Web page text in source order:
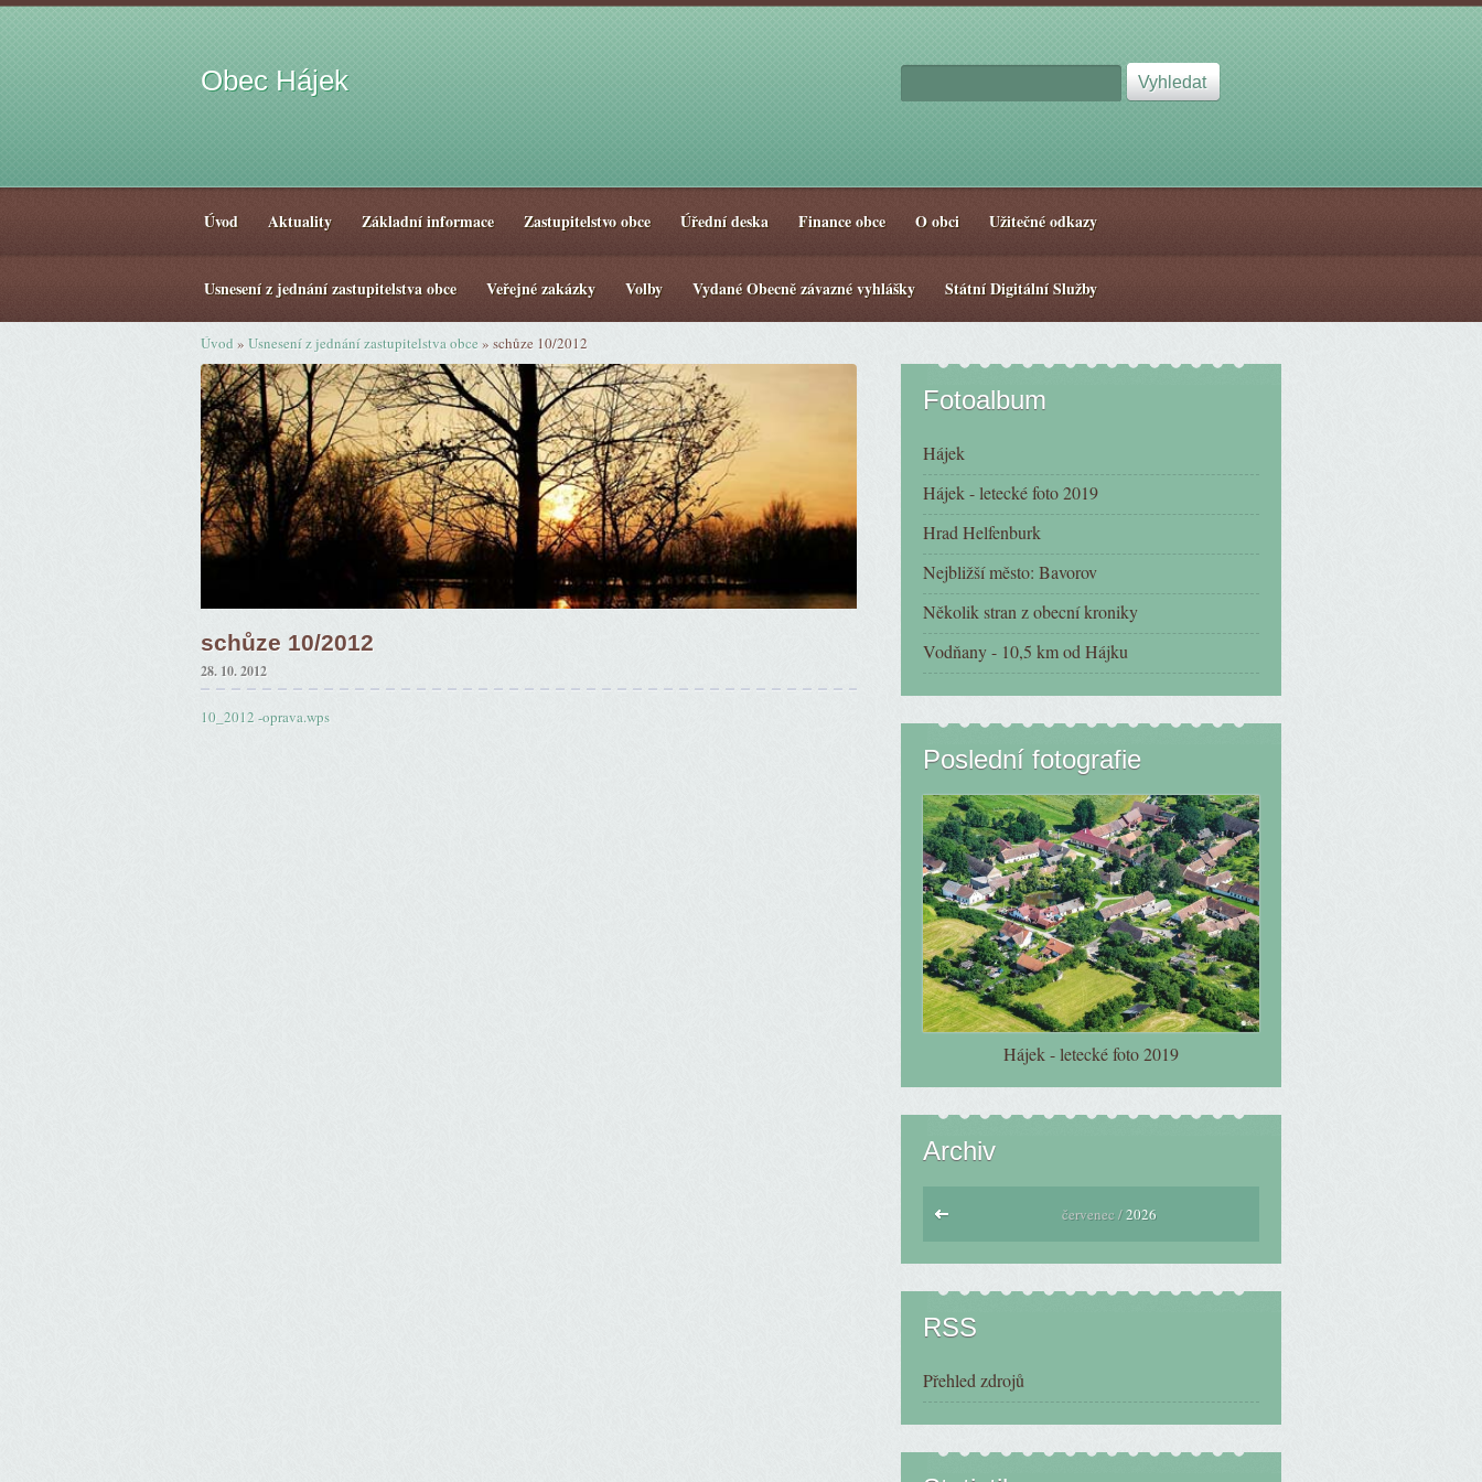
Obec Hájek
Úvod Aktuality Základní informace Zastupitelstvo obce Úřední deska Finance obce O obci Užitečné odkazy
Usnesení z jednání zastupitelstva obce Veřejné zakázky Volby Vydané Obecně závazné vyhlášky Státní Digitální Služby
Úvod » Usnesení z jednání zastupitelstva obce» schůze 10/2012
schůze 10/2012
28. 10. 2012
10_2012 -oprava.wps
Fotoalbum
Hájek
Hájek - letecké foto 2019
Hrad Helfenburk
Nejbližší město: Bavorov
Několik stran z obecní kroniky
Vodňany - 10,5 km od Hájku
Poslední fotografie
Hájek - letecké foto 2019
Archiv
červenec /2026
RSS
Přehled zdrojů